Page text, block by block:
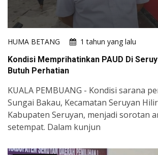
HUMA BETANG
1 tahun yang lalu
Kondisi Memprihatinkan PAUD Di
Butuh Perhatian
KUALA PEMBUANG - Kondisi sarana
Sungai Bakau, Kecamatan Seruyan
Kabupaten Seruyan, menjadi sorotan
setempat. Dalam kunjun